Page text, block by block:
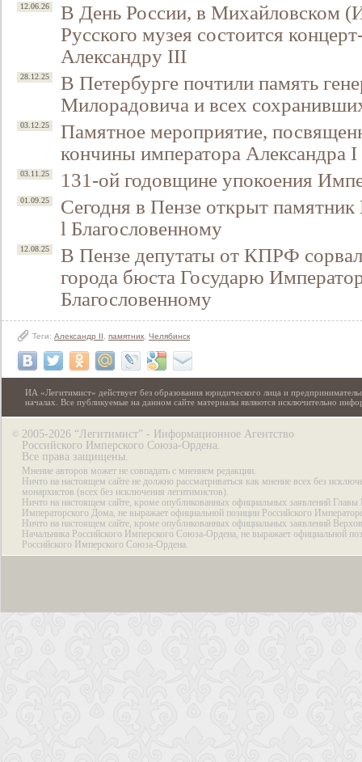
12.06.26
В День России, в Михайловском
Русского музея состоится
Александру III
28.12.25
В Петербурге почтили память
Милорадовича и всех
03.12.25
Памятное мероприятие,
кончины императора Александра I
03.11.25 131-ой годовщине упокоения
01.09.25
Сегодня в Пензе открыт
l Благословенному
12.08.25
В Пензе депутаты от КПРФ
города бюста Государю
Благословенному
Теги: Александр II памятник Челябинск
ИА «Легитимист» действует без образования юридического лица и
началах. Все публикуемые на данном сайте материалы являются исключительно
© 2005-2026 “Легитимист” - Информационное Агентство
Российского Имперского Союза-Ордена.
Все права защищены.
Мнение авторов может не совпадать с мнением редакции.
Ничто на настоящем сайте не должно рассматриваться как мнение всех без
монархистов (всех без исключения легитимистов).
Ничто на настоящем сайте, кроме опубликованных официальных заявлений Главы
Императорского Дома, не выражает официальной позиции Российского
Ничто на настоящем сайте, кроме опубликованных официальных заявлений
Начальника Российского Имперского Союза-Ордена, не выражает официальной
Российского Имперского Союза-Ордена.